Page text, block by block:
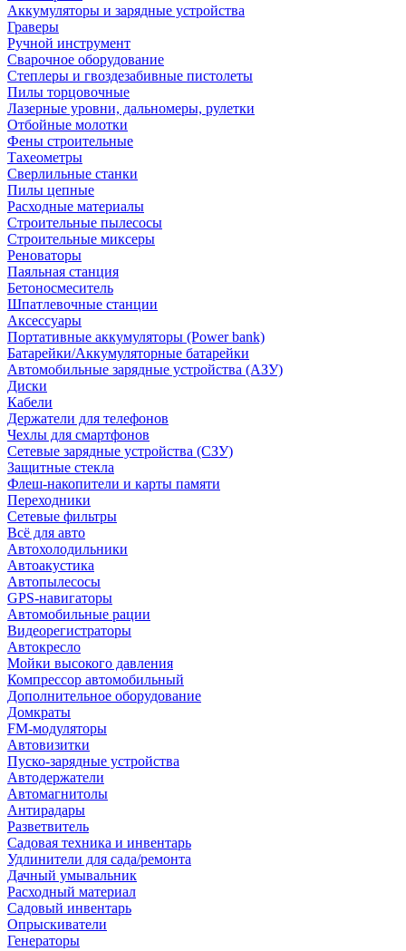
Аккумуляторы и зарядные устройства
Граверы
Ручной инструмент
Сварочное оборудование
Степлеры и гвоздезабивные пистолеты
Пилы торцовочные
Лазерные уровни, дальномеры, рулетки
Отбойные молотки
Фены строительные
Тахеометры
Сверлильные станки
Пилы цепные
Расходные материалы
Строительные пылесосы
Строительные миксеры
Реноваторы
Паяльная станция
Бетоносмеситель
Шпатлевочные станции
Аксессуары
Портативные аккумуляторы (Power bank)
Батарейки/Аккумуляторные батарейки
Автомобильные зарядные устройства (АЗУ)
Диски
Кабели
Держатели для телефонов
Чехлы для смартфонов
Сетевые зарядные устройства (СЗУ)
Защитные стекла
Флеш-накопители и карты памяти
Переходники
Сетевые фильтры
Всё для авто
Автохолодильники
Автоакустика
Автопылесосы
GPS-навигаторы
Автомобильные рации
Видеорегистраторы
Автокресло
Мойки высокого давления
Компрессор автомобильный
Дополнительное оборудование
Домкраты
FM-модуляторы
Автовизитки
Пуско-зарядные устройства
Автодержатели
Автомагнитолы
Антирадары
Разветвитель
Садовая техника и инвентарь
Удлинители для сада/ремонта
Дачный умывальник
Расходный материал
Садовый инвентарь
Опрыскиватели
Генераторы